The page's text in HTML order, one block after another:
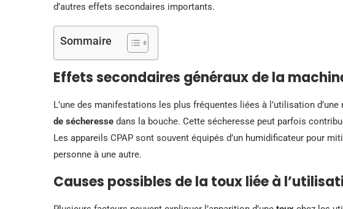
d’autres effets secondaires importants.
Sommaire
Effets secondaires généraux de la
L’une des manifestations les plus fréquentes liées à l’utilisation
de sécheresse dans la bouche. Cette sécheresse peut parfois
Les appareils CPAP sont souvent équipés d’un humidificateur pour
personne à une autre.
Causes possibles de la toux liée à